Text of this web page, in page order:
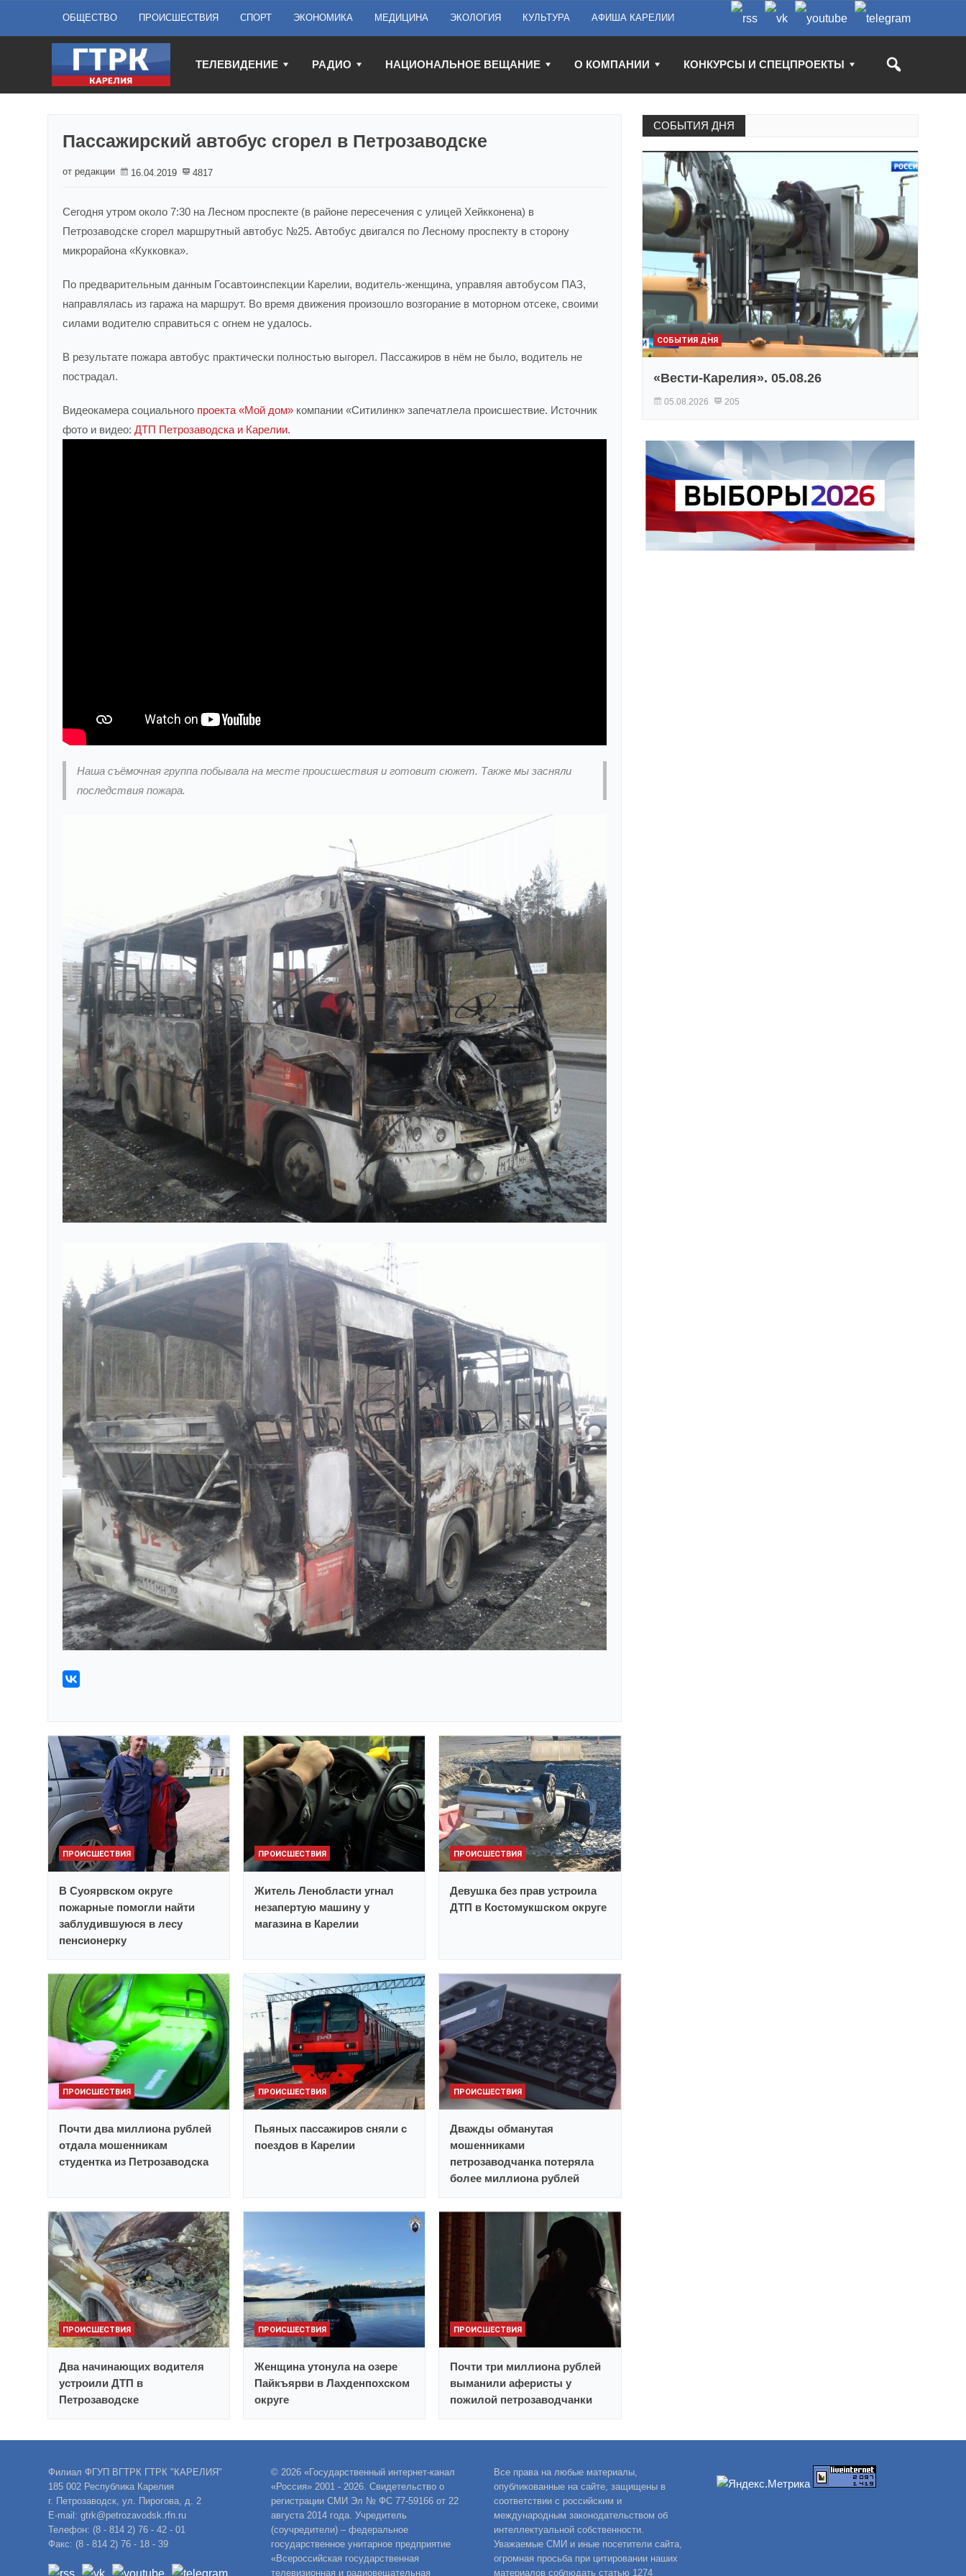
ОБЩЕСТВО ПРОИСШЕСТВИЯ СПОРТ ЭКОНОМИКА МЕДИЦИНА ЭКОЛОГИЯ КУЛЬТУРА АФИША КАРЕЛИИ
ТЕЛЕВИДЕНИЕ РАДИО НАЦИОНАЛЬНОЕ ВЕЩАНИЕ О КОМПАНИИ КОНКУРСЫ И СПЕЦПРОЕКТЫ
Пассажирский автобус сгорел в Петрозаводске
от редакции 16.04.2019 4817
Сегодня утром около 7:30 на Лесном проспекте (в районе пересечения с улицей Хейкконена) в
Петрозаводске сгорел маршрутный автобус №25. Автобус двигался по Лесному проспекту в сторону
микрорайона «Кукковка».
По предварительным данным Госавтоинспекции Карелии, водитель-женщина, управляя автобусом ПАЗ,
направлялась из гаража на маршрут. Во время движения произошло возгорание в моторном отсеке, своими
силами водителю справиться с огнем не удалось.
В результате пожара автобус практически полностью выгорел. Пассажиров в нём не было, водитель не
пострадал.
Видеокамера социального проекта «Мой дом» компании «Ситилинк» запечатлела происшествие. Источник
фото и видео: ДТП Петрозаводска и Карелии.
Наша съёмочная группа побывала на месте происшествия и готовит сюжет. Также мы засняли
последствия пожара.
ПРОИСШЕСТВИЯ
В Суоярвском округе
пожарные помогли найти
заблудившуюся в лесу
пенсионерку
ПРОИСШЕСТВИЯ
Житель Ленобласти угнал
незапертую машину у
магазина в Карелии
ПРОИСШЕСТВИЯ
Девушка без прав устроила
ДТП в Костомукшском округе
ПРОИСШЕСТВИЯ
Почти два миллиона рублей
отдала мошенникам
студентка из Петрозаводска
ПРОИСШЕСТВИЯ
Пьяных пассажиров сняли с
поездов в Карелии
ПРОИСШЕСТВИЯ
Дважды обманутая
мошенниками
петрозаводчанка потеряла
более миллиона рублей
ПРОИСШЕСТВИЯ
Два начинающих водителя
устроили ДТП в
Петрозаводске
ПРОИСШЕСТВИЯ
Женщина утонула на озере
Пайкъярви в Лахденпохском
округе
ПРОИСШЕСТВИЯ
Почти три миллиона рублей
выманили аферисты у
пожилой петрозаводчанки
СОБЫТИЯ ДНЯ
СОБЫТИЯ ДНЯ
«Вести-Карелия». 05.08.26
05.08.2026 205
Филиал ФГУП ВГТРК ГТРК "КАРЕЛИЯ"
185 002 Республика Карелия
г. Петрозаводск, ул. Пирогова, д. 2
E-mail: gtrk@petrozavodsk.rfn.ru
Телефон: (8 - 814 2) 76 - 42 - 01
Факс: (8 - 814 2) 76 - 18 - 39
© 2026 «Государственный интернет-канал
«Россия» 2001 - 2026. Свидетельство о
регистрации СМИ Эл № ФС 77-59166 от 22
августа 2014 года. Учредитель
(соучредители) – федеральное
государственное унитарное предприятие
«Всероссийская государственная
телевизионная и радиовещательная
Все права на любые материалы,
опубликованные на сайте, защищены в
соответствии с российским и
международным законодательством об
интеллектуальной собственности.
Уважаемые СМИ и иные посетители сайта,
огромная просьба при цитировании наших
материалов соблюдать статью 1274